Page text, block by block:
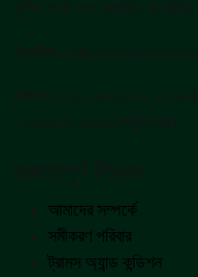
আমাদের সম্পর্কে
সমীকরণ পরিবার
ট্রামস অ্যান্ড কন্ডিশন